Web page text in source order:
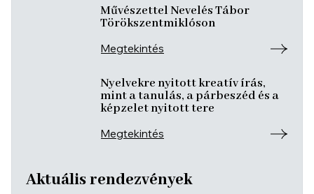
Művészettel Nevelés Tábor
Törökszentmiklóson
Megtekintés
Nyelvekre nyitott kreatív írás,
mint a tanulás, a párbeszéd és a
képzelet nyitott tere
Megtekintés
Aktuális rendezvények